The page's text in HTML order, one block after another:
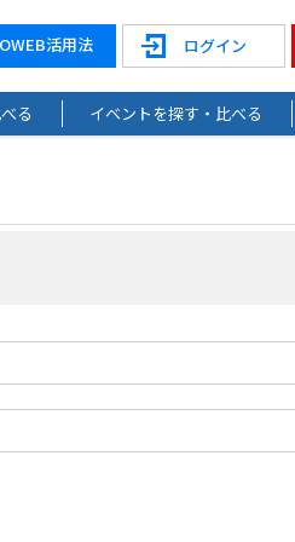
ログイン
活用法
る イベントを探す・比べる